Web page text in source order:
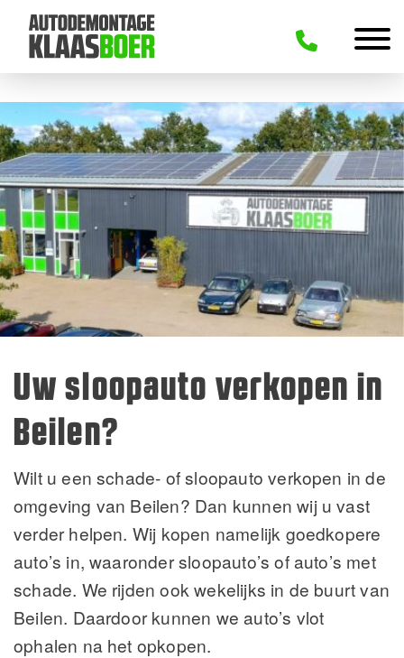
Uw sloopauto verkopen in
Beilen?
Wilt u een schade- of sloopauto verkopen in de
omgeving van Beilen? Dan kunnen wij u vast
verder helpen. Wij kopen namelijk goedkopere
auto’s in, waaronder sloopauto’s of auto’s met
schade. We rijden ook wekelijks in de buurt van
Beilen. Daardoor kunnen we auto’s vlot
ophalen na het opkopen.